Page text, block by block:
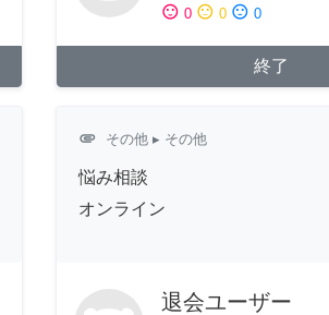
sentiment_satisfied 0 sentiment_neutral 0 sentiment_dissatisfied 0
終了
attachment その他▸ その他
悩み相談
オンライン
退会ユーザー